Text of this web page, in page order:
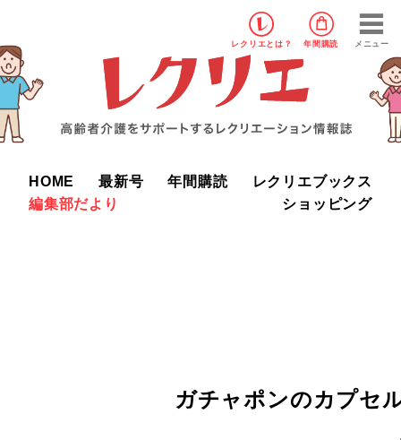
レクリエ とは？ 年間購読 メニュー
HOME 最新号 年間購読
レクリエブックス
編集部だより
ショッピング
ガチャポンのカプセ